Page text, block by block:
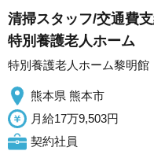
清掃スタッフ/交通費
特別養護老人ホーム
特別養護老人ホーム黎明館
熊本県 熊本市
月給17万9,503円
契約社員